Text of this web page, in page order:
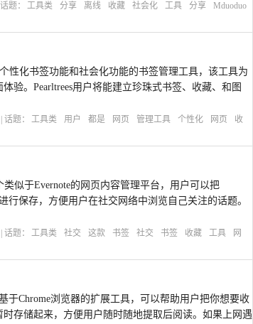
| 话题： 工具类 分享 离线 收藏 社会化 工具 分享 Mduoduo
性化书签功能和社会化功能的书签管理工具，该工具为
验。Pearltrees用户将能建立珍珠式书签、收藏、和图
| 话题： 工具类 用户 都是 网页 管理工具 个性化 网页
收
似于Evernote的网页内容管理平台，用户可以把
行保存，方便用户在社交网络中浏览自己关注的话题。
| 话题： 工具类 社交 这款 书签 社交 书签 收藏 工具
网
于Chrome浏览器的扩展工具，可以帮助用户把你想要收
存储起来，方便用户随时随地提取后阅读。如果上网遇